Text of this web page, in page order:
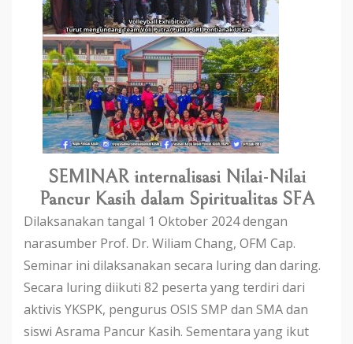
SEMINAR internalisasi Nilai-Nilai
Pancur Kasih dalam Spiritualitas SFA
Dilaksanakan tangal 1 Oktober 2024 dengan
narasumber Prof. Dr. Wiliam Chang, OFM Cap.
Seminar ini dilaksanakan secara luring dan daring.
Secara luring diikuti 82 peserta yang terdiri dari
aktivis YKSPK, pengurus OSIS SMP dan SMA dan
siswi Asrama Pancur Kasih. Sementara yang ikut